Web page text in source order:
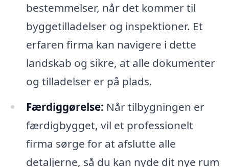
bestemmelser, når det kommer til
byggetilladelser og inspektioner. Et
erfaren firma kan navigere i dette
landskab og sikre, at alle dokumenter
og tilladelser er på plads.
Færdiggørelse: Når tilbygningen er
færdigbygget, vil et professionelt
firma sørge for at afslutte alle
detaljerne, så du kan nyde dit nye rum